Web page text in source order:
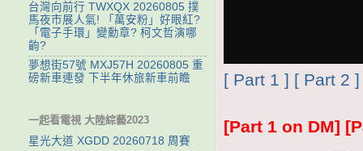
[ Part 1 ] [ Part 2 ]
[Part 1 on DM]
台灣向前行 TWXQX 20260805 撲
馬夜市展人氣! 「萬安粉」好眼紅?
「電子手環」變勳章? 柯文哲演哪
齣?
夢想街57號 MXJ57H 20260805 重
磅新車連發 下半年休旅新車前瞻
一起看電視 大陸綜藝2023
星光大道 XGDD 20260718 周賽